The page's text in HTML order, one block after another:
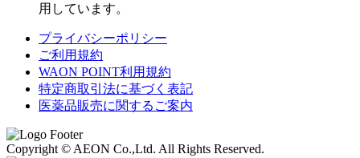
用しています。
プライバシーポリシー
ご利用規約
WAON POINT利用規約
特定商取引法に基づく表記
医薬品販売に関するご案内
Copyright © AEON Co.,Ltd. All Rights Reserved.